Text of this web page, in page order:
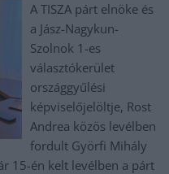
A TISZA párt elnöke és
a Jász-Nagykun-
Szolnok 1-es
választókerület
országgyűlési
képviselőjelöltje, Rost
Andrea közös levélben
fordult Györfi Mihály
15-én kelt levélben a párt